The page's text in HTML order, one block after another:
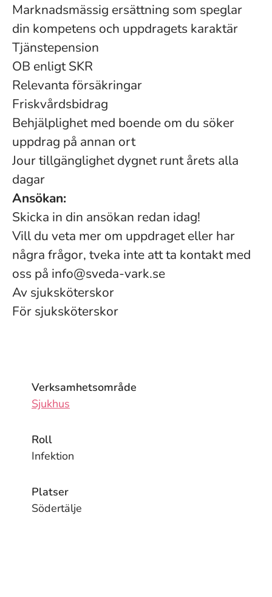
Marknadsmässig ersättning som speglar
din kompetens och uppdragets karaktär
Tjänstepension
OB enligt SKR
Relevanta försäkringar
Friskvårdsbidrag
Behjälplighet med boende om du söker
uppdrag på annan ort
Jour tillgänglighet dygnet runt årets alla
dagar
Ansökan:
Skicka in din ansökan redan idag!
Vill du veta mer om uppdraget eller har
några frågor, tveka inte att ta kontakt med
oss på info@sveda-vark.se
Av sjuksköterskor
För sjuksköterskor
Verksamhetsområde
Sjukhus
Roll
Infektion
Platser
Södertälje